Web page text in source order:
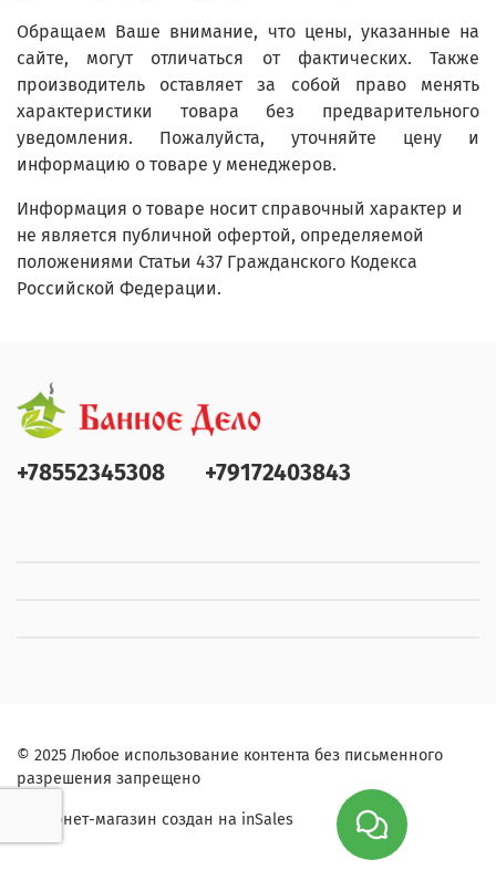
Обращаем Ваше внимание, что цены, указанные на
сайте, могут отличаться от фактических. Также
производитель оставляет за собой право менять
характеристики товара без предварительного
уведомления. Пожалуйста, уточняйте цену и
информацию о товаре у менеджеров.
Информация о товаре носит справочный характер и
не является публичной офертой, определяемой
положениями Статьи 437 Гражданского Кодекса
Российской Федерации.
+78552345308 +79172403843
© 2025 Любое использование контента без письменного
разрешения запрещено
Интернет-магазин создан на inSales